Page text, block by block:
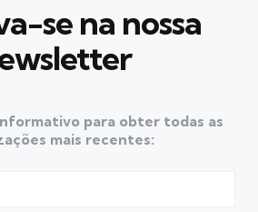
se na nossa
para obter todas as
mais recentes: